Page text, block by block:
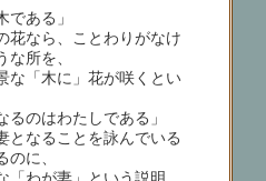
である」
、ことわりがなけ
な所を、
に」花が咲くとい
るのはわたしである」
ことを詠んでいる
のに、